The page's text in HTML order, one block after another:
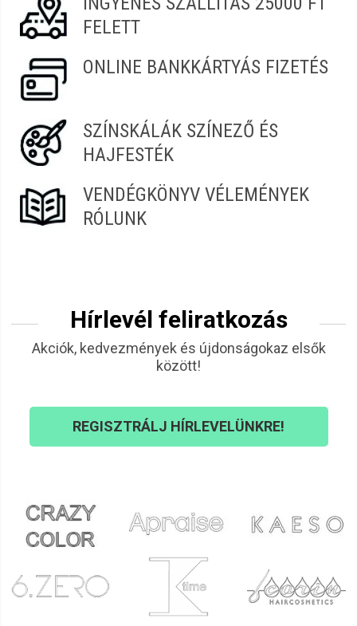
Benics 2021.07.23. 00:45
FELETT
ONLINE BANKKÁRTYÁS FIZETÉS
SZÍNSKÁLÁK SZÍNEZŐ ÉS
HAJFESTÉK
VENDÉGKÖNYV VÉLEMÉNYEK
RÓLUNK
Hírlevél feliratkozás
Akciók, kedvezmények és újdonságokaz elsők
között!
REGISZTRÁLJ HÍRLEVELÜNKRE!